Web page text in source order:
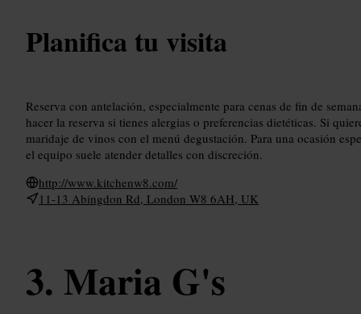
Planifica tu visita
Reserva con antelación, especialmente para cenas de fin de
hacer la reserva si tienes alergias o preferencias dietéticas. Si
maridaje de vinos con el menú degustación. Para una ocasión
el equipo suele atender detalles con discreción.
http://www.kitchenw8.com/
11-13 Abingdon Rd, London W8 6AH, UK
Maria G's